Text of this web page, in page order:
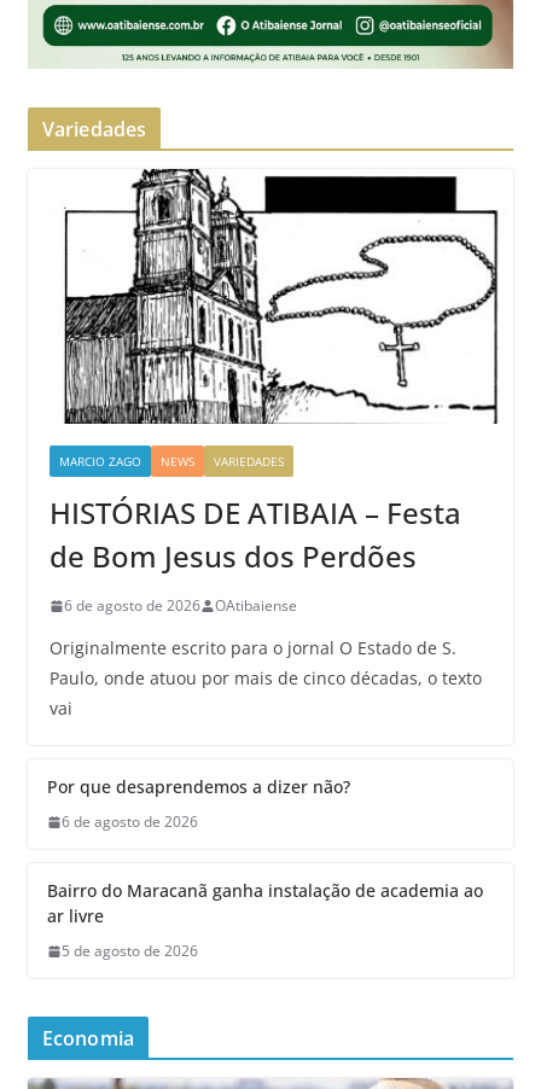
Variedades
MARCIO ZAGO NEWS VARIEDADES
HISTÓRIAS DE ATIBAIA – Festa
de Bom Jesus dos Perdões
6 de agosto de 2026 OAtibaiense
Originalmente escrito para o jornal O Estado de S.
Paulo, onde atuou por mais de cinco décadas, o texto
vai
Por que desaprendemos a dizer não?
6 de agosto de 2026
Bairro do Maracanã ganha instalação de academia ao
ar livre
5 de agosto de 2026
Economia